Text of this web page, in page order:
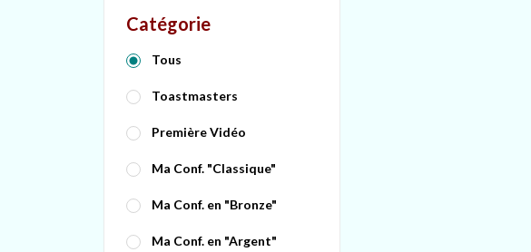
Catégorie
Tous
Toastmasters
Première Vidéo
Ma Conf. "Classique"
Ma Conf. en "Bronze"
Ma Conf. en "Argent"